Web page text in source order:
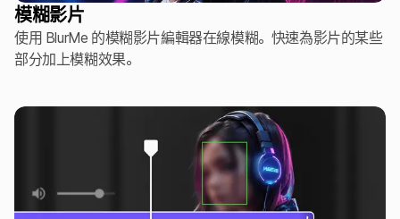
模糊影片
使用 BlurMe 的模糊影片編輯器在線模糊。快速為影片的某些
部分加上模糊效果。